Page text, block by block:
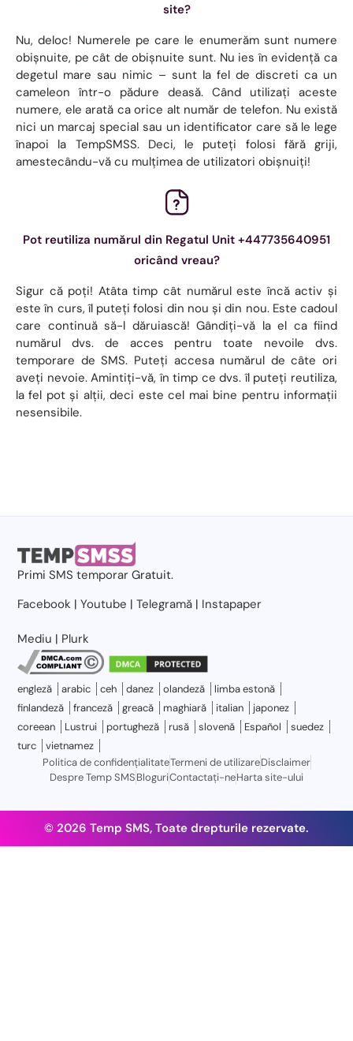
site?
Nu, deloc! Numerele pe care le enumerăm sunt numere
obișnuite, pe cât de obișnuite sunt. Nu ies în evidență ca
degetul mare sau nimic – sunt la fel de discreti ca un
cameleon într-o pădure deasă. Când utilizați aceste
numere, ele arată ca orice alt număr de telefon. Nu există
nici un marcaj special sau un identificator care să le lege
înapoi la TempSMSS. Deci, le puteți folosi fără griji,
amestecându-vă cu mulțimea de utilizatori obișnuiți!
Pot reutiliza numărul din Regatul Unit +447735640951
oricând vreau?
Sigur că poți! Atâta timp cât numărul este încă activ și
este în curs, îl puteți folosi din nou și din nou. Este cadoul
care continuă să-l dăruiască! Gândiți-vă la el ca fiind
numărul dvs. de acces pentru toate nevoile dvs.
temporare de SMS. Puteți accesa numărul de câte ori
aveți nevoie. Amintiți-vă, în timp ce dvs. îl puteți reutiliza,
la fel pot și alții, deci este cel mai bine pentru informații
nesensibile.
PrimiSMS temporar Gratuit.
Facebook |Youtube |Telegramă | Instapaper
Mediu | Plurk
engleză arabic ceh danez olandeză
limba estonă
finlandeză
franceză greacă maghiară italian
japonez
coreean
Lustrui portugheză rusă slovenă Español
suedez
turc
vietnamez
Politica de confidențialitateTermeni de utilizareDisclaimer
Despre Temp SMSBloguriContactaţi-neHarta site-ului
© 2026 Temp SMS, Toate drepturile rezervate.